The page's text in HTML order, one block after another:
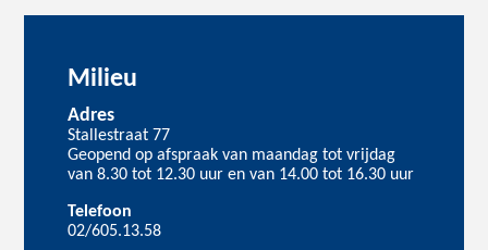
Milieu
Adres
Stallestraat 77
Geopend op afspraak van maandag tot vrijdag
van 8.30 tot 12.30 uur en van 14.00 tot 16.30 uur
Telefoon
02/605.13.58